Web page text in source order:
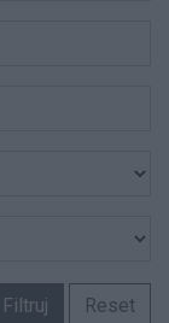
Filtruj Reset